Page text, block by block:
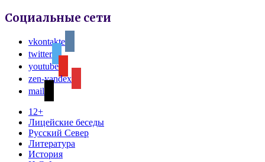
Социальные сети
vkontakte
twitter
youtube
zen-yandex
mail
12+
Лицейские беседы
Русский Север
Литература
История